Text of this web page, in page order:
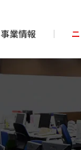
事業情報